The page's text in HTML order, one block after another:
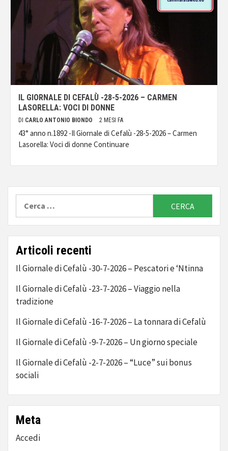
IL GIORNALE DI CEFALÙ -28-5-2026 – CARMEN
LASORELLA: VOCI DI DONNE
DI CARLO ANTONIO BIONDO 2 MESI FA
43° anno n.1892 -Il Giornale di Cefalù -28-5-2026 – Carmen
Lasorella: Voci di donne Continuare
Articoli recenti
Il Giornale di Cefalù -30-7-2026 – Pescatori e ‘Ntinna
Il Giornale di Cefalù -23-7-2026 – Viaggio nella
tradizione
Il Giornale di Cefalù -16-7-2026 – La tonnara di Cefalù
Il Giornale di Cefalù -9-7-2026 – Un giorno speciale
Il Giornale di Cefalù -2-7-2026 – “Luce” sui bonus
sociali
Meta
Accedi